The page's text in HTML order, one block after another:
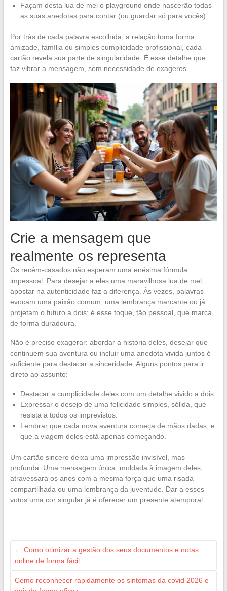
Façam desta lua de mel o playground onde nascerão todas
as suas anedotas para contar (ou guardar só para vocês).
Por trás de cada palavra escolhida, a relação toma forma:
amizade, família ou simples cumplicidade profissional, cada
cartão revela sua parte de singularidade. É esse detalhe que
faz vibrar a mensagem, sem necessidade de exageros.
Crie a mensagem que
realmente os representa
Os recém-casados não esperam uma enésima fórmula
impessoal. Para desejar a eles uma maravilhosa lua de mel,
apostar na autenticidade faz a diferença. Às vezes, palavras
evocam uma paixão comum, uma lembrança marcante ou já
projetam o futuro a dois: é esse toque, tão pessoal, que marca
de forma duradoura.
Não é preciso exagerar: abordar a história deles, desejar que
continuem sua aventura ou incluir uma anedota vivida juntos é
suficiente para destacar a sinceridade. Alguns pontos para ir
direto ao assunto:
Destacar a cumplicidade deles com um detalhe vivido a dois.
Expressar o desejo de uma felicidade simples, sólida, que
resista a todos os imprevistos.
Lembrar que cada nova aventura começa de mãos dadas, e
que a viagem deles está apenas começando.
Um cartão sincero deixa uma impressão invisível, mas
profunda. Uma mensagem única, moldada à imagem deles,
atravessará os anos com a mesma força que uma risada
compartilhada ou uma lembrança da juventude. Dar a esses
votos uma cor singular já é oferecer um presente atemporal.
← Como otimizar a gestão dos seus documentos e notas
online de forma fácil
Como reconhecer rapidamente os sintomas da covid 2026 e